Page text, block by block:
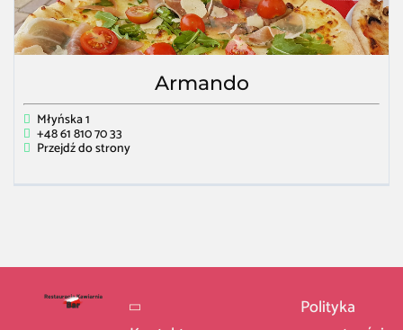
Armando
Młyńska 1
+48 61 810 70 33
Przejdź do strony
Polityka